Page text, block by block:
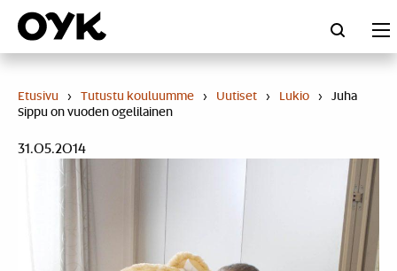
Skip
content
Etusivu › Tutustu kouluumme › Uutiset › Lukio › Juha
Sippu on vuoden ogelilainen
31.05.2014